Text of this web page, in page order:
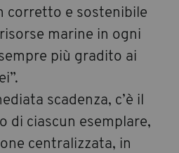
corretto e sostenibile
marine in ogni
più gradito ai
scadenza, c’è il
di ciascun esemplare,
centralizzata, in